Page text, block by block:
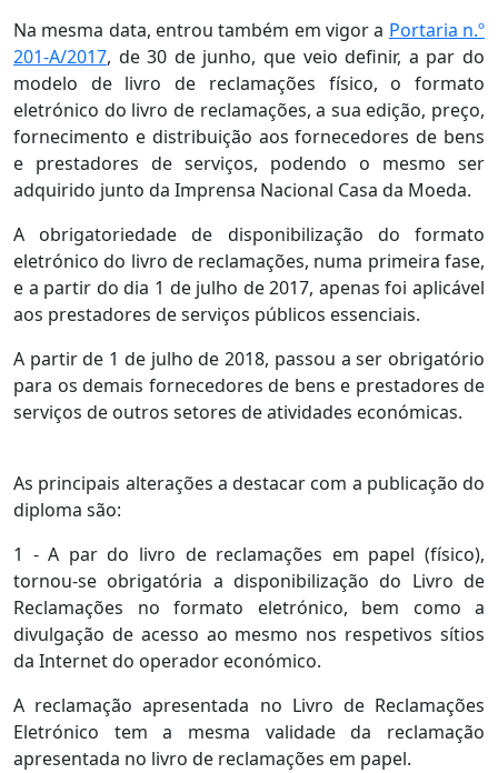
Na mesma data, entrou também em vigor a Portaria n.º
201-A/2017, de 30 de junho, que veio definir, a par do
modelo de livro de reclamações físico, o formato
eletrónico do livro de reclamações, a sua edição, preço,
fornecimento e distribuição aos fornecedores de bens
e prestadores de serviços, podendo o mesmo ser
adquirido junto da Imprensa Nacional Casa da Moeda.
A obrigatoriedade de disponibilização do formato
eletrónico do livro de reclamações, numa primeira fase,
e a partir do dia 1 de julho de 2017, apenas foi aplicável
aos prestadores de serviços públicos essenciais.
A partir de 1 de julho de 2018, passou a ser obrigatório
para os demais fornecedores de bens e prestadores de
serviços de outros setores de atividades económicas.
As principais alterações a destacar com a publicação do
diploma são:
1 - A par do livro de reclamações em papel (físico),
tornou-se obrigatória a disponibilização do Livro de
Reclamações no formato eletrónico, bem como a
divulgação de acesso ao mesmo nos respetivos sítios
da Internet do operador económico.
A reclamação apresentada no Livro de Reclamações
Eletrónico tem a mesma validade da reclamação
apresentada no livro de reclamações em papel.